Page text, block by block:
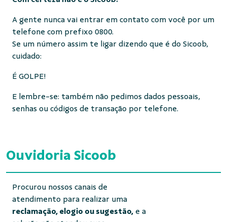
A gente nunca vai entrar em contato com você por um
telefone com prefixo 0800.
Se um número assim te ligar dizendo que é do Sicoob,
cuidado:
É GOLPE!
E lembre-se: também não pedimos dados pessoais,
senhas ou códigos de transação por telefone.
Ouvidoria Sicoob
Procurou nossos canais de
atendimento para realizar uma
reclamação, elogio ou sugestão, e a